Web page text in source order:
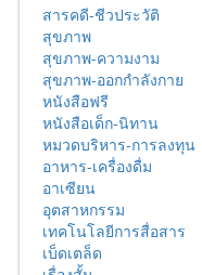
สารคดี-ชีวประวัติ
สุขภาพ
สุขภาพ-ความงาม
สุขภาพ-ออกกำลังกาย
หนังสือฟรี
หนังสือเด็ก-นิทาน
หมวดบริหาร-การลงทุน
อาหาร-เครื่องดื่ม
อาเซียน
อุตสาหกรรม
เทคโนโลยีการสื่อสาร
เบ็ดเตล็ด